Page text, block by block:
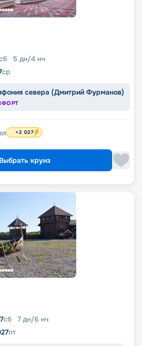
5 дн/4 нч
ср
севера (Дмитрий Фурманов)
+2 027
Выбрать круиз
сб 7 дн/6 нч
пт